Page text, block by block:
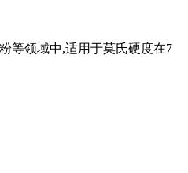
等领域中,适用于莫氏硬度在7